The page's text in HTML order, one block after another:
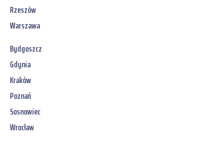
Rzeszów
Warszawa
Bydgoszcz
Gdynia
Kraków
Poznań
Sosnowiec
Wrocław